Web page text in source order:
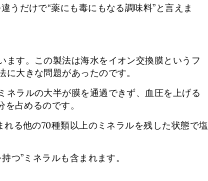
うだけで“薬にも毒にもなる調味料”と言えま
す。この製法は海水をイオン交換膜というフ
大きな問題があったのです。
ラルの大半が膜を通過できず、血圧を上げる
占めるのです。
る他の70種類以上のミネラルを残した状態で塩
つ”ミネラルも含まれます。